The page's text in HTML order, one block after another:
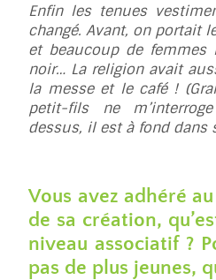
Enfin les tenues
changé. Avant, on portait
et beaucoup de femmes
noir… La religion avait
la messe et le café !
petit-fils ne
dessus, il est à fond dans
Vous avez adhéré
de sa création,
niveau associatif ?
pas de plus jeunes,